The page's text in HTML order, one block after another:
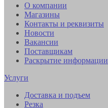
О компании
Магазины
Контакты и реквизиты
Новости
Вакансии
Поставщикам
Раскрытие информации
Услуги
Доставка и подъем
Резка